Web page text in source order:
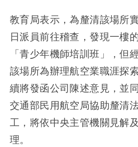
教育局表示，為釐清該場所
日派員前往稽查，發現一樓
「青少年機師培訓班」，但
該場所為辦理航空業職涯探
續將發函公司陳述意見，並
交通部民用航空局協助釐清
工，將依中央主管機關見解
理。